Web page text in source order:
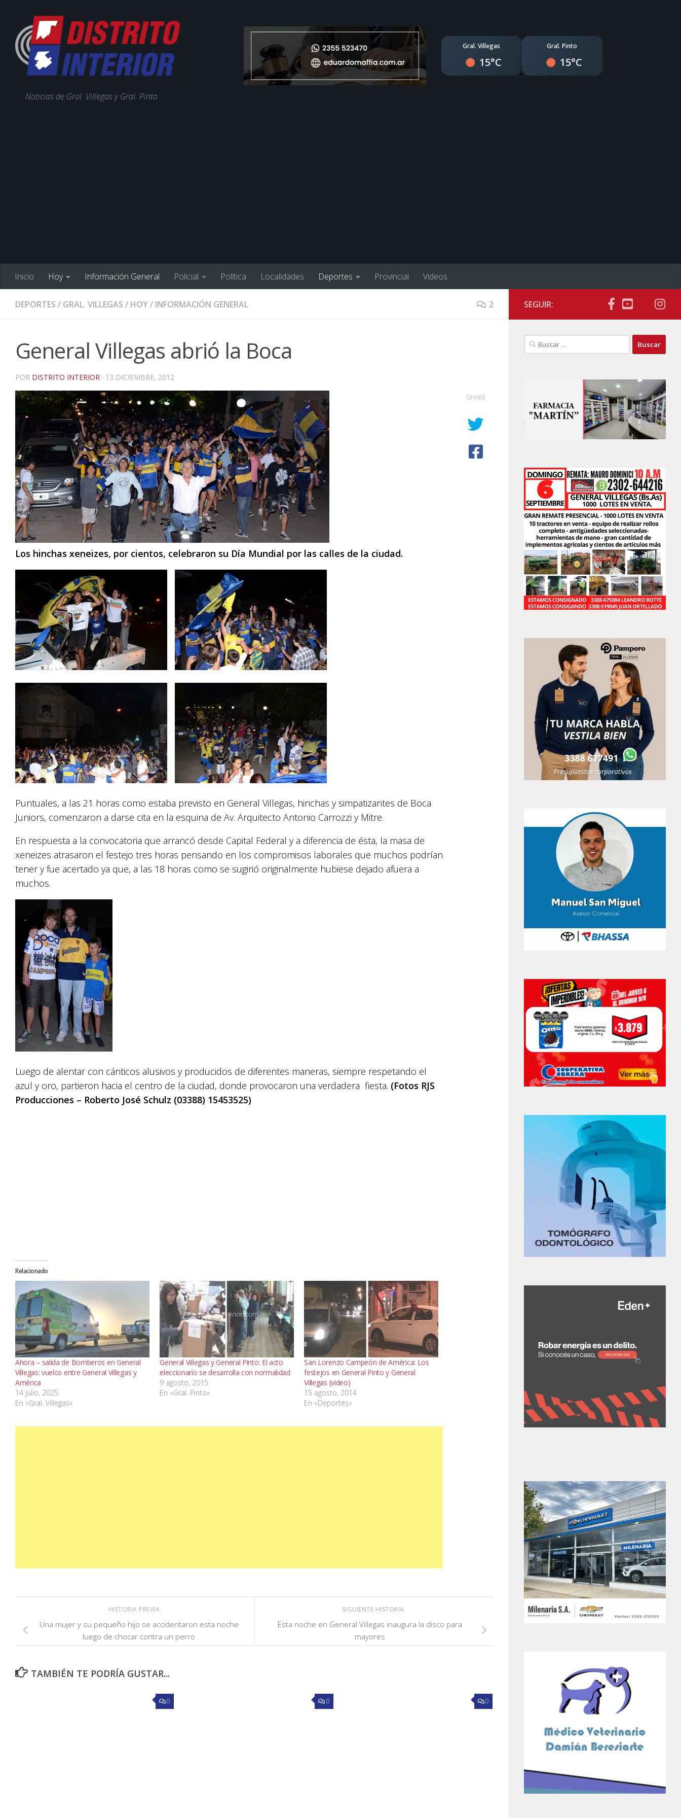
Noticias de Gral. Villegas y Gral. Pinto
Gral. Villegas
15°C
Gral. Pinto
15°C
Inicio Hoy Información General Policial Política Localidades Deportes Provincial Videos
DEPORTES / GRAL. VILLEGAS / HOY/ INFORMACIÓN GENERAL 2
General Villegas abrió la Boca
POR DISTRITO INTERIOR · 13 DICIEMBRE, 2012
Los hinchas xeneizes, por cientos, celebraron su Día Mundial por las calles de la ciudad.
Puntuales, a las 21 horas como estaba previsto en General Villegas, hinchas y simpatizantes de Boca
Juniors, comenzaron a darse cita en la esquina de Av. Arquitecto Antonio Carrozzi y Mitre.
En respuesta a la convocatoria que arrancó desde Capital Federal y a diferencia de ésta, la masa de
xeneizes atrasaron el festejo tres horas pensando en los compromisos laborales que muchos podrían
tener y fue acertado ya que, a las 18 horas como se sugirió originalmente hubiese dejado afuera a
muchos.
Luego de alentar con cánticos alusivos y producidos de diferentes maneras, siempre respetando el
azul y oro, partieron hacia el centro de la ciudad, donde provocaron una verdadera fiesta. (Fotos RJS
Producciones – Roberto José Schulz (03388) 15453525)
Relacionado
Ahora – salida de Bomberos en General
Villegas: vuelco entre General Villegas y
América
14 julio, 2025
En «Gral. Villegas»
General Villegas y General Pinto: El acto
eleccionario se desarrolla con normalidad
9 agosto, 2015
En «Gral. Pinto»
San Lorenzo Campeón de América: Los
festejos en General Pinto y General
Villegas (video)
15 agosto, 2014
En «Deportes»
SHARE
SIGUIENTE HISTORIA
Esta noche en General Villegas inaugura la disco para
mayores
HISTORIA PREVIA
Una mujer y su pequeño hijo se accidentaron esta noche
luego de chocar contra un perro
TAMBIÉN TE PODRÍA GUSTAR...
0 0 0
SEGUIR:
Buscar: